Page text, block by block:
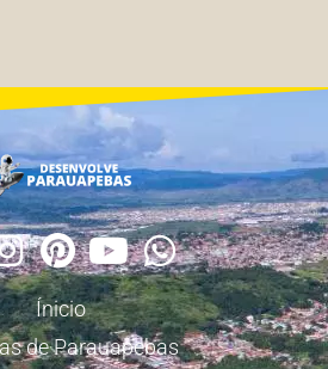
Ínicio
de Parauapebas